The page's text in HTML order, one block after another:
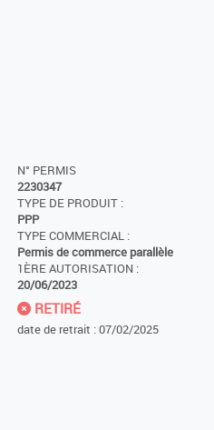
N° PERMIS
2230347
TYPE DE PRODUIT :
PPP
TYPE COMMERCIAL :
Permis de commerce parallèle
1ÈRE AUTORISATION :
20/06/2023
RETIRÉ
date de retrait : 07/02/2025